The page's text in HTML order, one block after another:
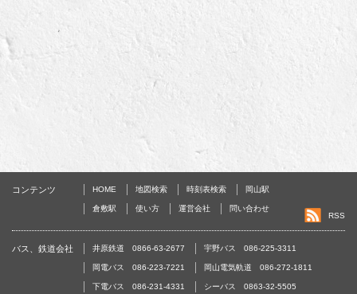
コンテンツ HOME 地図検索 時刻表検索 岡山駅
倉敷駅 使い方 運営会社
問い合わせ
RSS
バス、鉄道会社 井原鉄道 0866-63-2677 宇野バス 086-225-3311
岡電バス 086-223-7221 岡山電気軌道 086-272-1811
下電バス 086-231-4331 シーバス 0863-32-5505